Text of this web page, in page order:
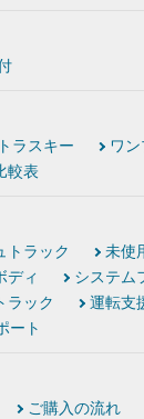
トラスキー
ワ
較表
トラック
未使
ディ
システム
ラック
運転支
ート
ご購入の流れ